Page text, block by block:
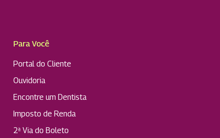
Para Você
Portal do Cliente
Ouvidoria
Encontre um Dentista
Imposto de Renda
2ª Via do Boleto